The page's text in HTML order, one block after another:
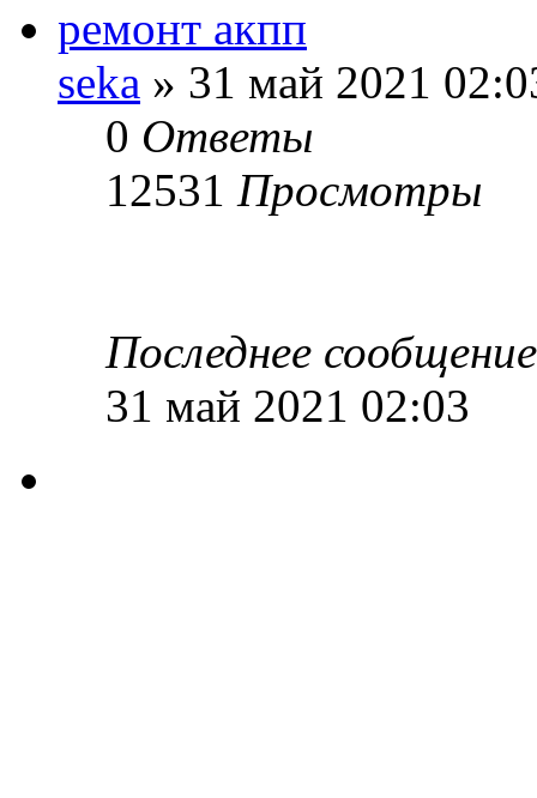
ремонт акпп
seka » 31 май 2021
0 Ответы
12531 Просмотры
Последнее
31 май 2021 02:03